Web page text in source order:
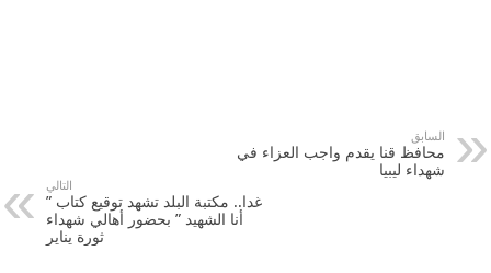
السابق
محافظ قنا يقدم واجب العزاء في
شهداء ليبيا
التالي
غدا.. مكتبة البلد تشهد توقيع كتاب ”
أنا الشهيد ” بحضور أهالي شهداء
ثورة يناير